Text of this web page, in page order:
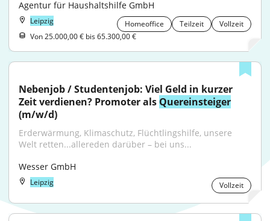
Agentur für Haushaltshilfe GmbH
Leipzig Homeoffice Teilzeit
Vollzeit
Von 25.000,00 € bis 65.300,00 €
Nebenjob / Studentenjob: Viel Geld in kurzer
Zeit verdienen? Promoter als Quereinsteiger
(m/w/d)
Erderwärmung, Klimaschutz, Flüchtlingshilfe, unsere
Welt retten...allereden darüber – bei uns...
Wesser GmbH
Leipzig Vollzeit